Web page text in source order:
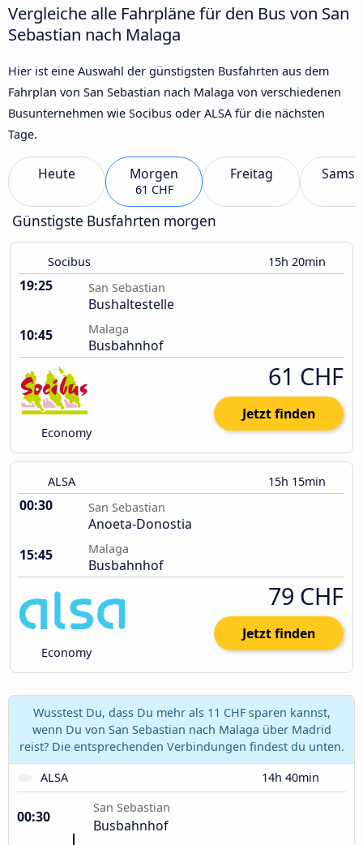
Vergleiche alle Fahrpläne für den Bus von San
Sebastian nach Malaga
Hier ist eine Auswahl der günstigsten Busfahrten aus dem
Fahrplan von San Sebastian nach Malaga von verschiedenen
Busunternehmen wie Socibus oder ALSA für die nächsten
Tage.
Heute Morgen
61 CHF
Freitag
Günstigste Busfahrten morgen
Socibus 15h 20min
19:25 San Sebastian
Bushaltestelle
10:45
Malaga
Busbahnhof
Economy
61 CHF
Jetzt finden
ALSA 15h 15min
00:30 San Sebastian
Anoeta-Donostia
15:45
Malaga
Busbahnhof
Economy
79 CHF
Jetzt finden
Wusstest Du, dass Du mehr als 11 CHF sparen kannst,
wenn Du von San Sebastian nach Malaga über Madrid
reist? Die entsprechenden Verbindungen findest du unten.
ALSA
14h 40min
00:30
San Sebastian
Busbahnhof